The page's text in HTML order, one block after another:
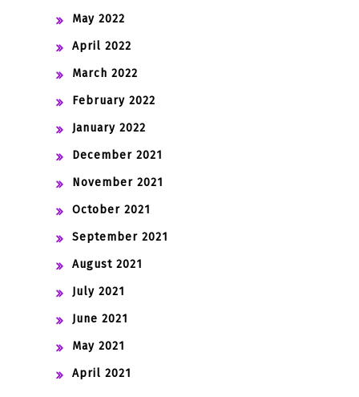
May 2022
April 2022
March 2022
February 2022
January 2022
December 2021
November 2021
October 2021
September 2021
August 2021
July 2021
June 2021
May 2021
April 2021